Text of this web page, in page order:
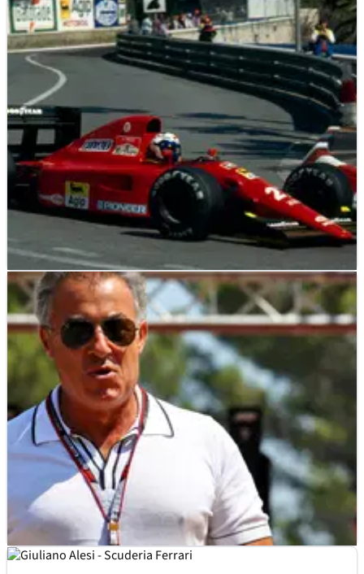
F1 NEWS 08/02/23
Ferrari 1991 Milik Alesi Dilelang, Harga Rp 59
Miliar